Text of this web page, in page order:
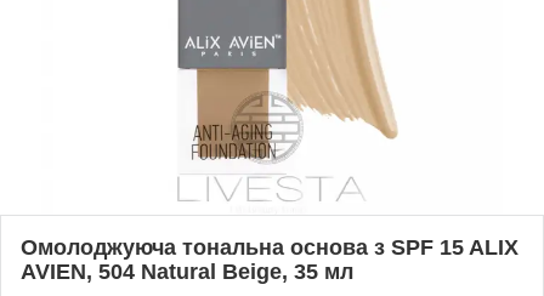
Омолоджуюча тональна основа з SPF 15 ALIX
AVIEN, 504 Natural Beige, 35 мл